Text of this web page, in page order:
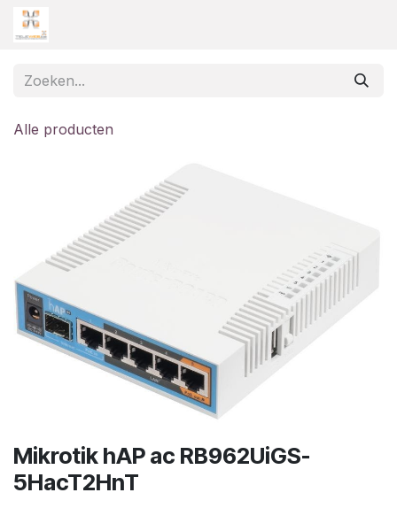
Overslaan naar inhoud
Alle producten
Mikrotik hAP ac RB962UiGS-
5HacT2HnT